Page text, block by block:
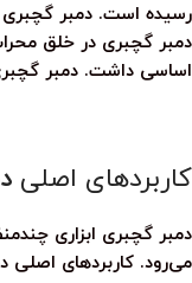
رسیده است. دمبر گچبری
دمبر گچبری در خلق
اساسی داشت. دمبر
کاربردهای اصلی
دمبر گچبری ابزاری
می‌رود. کاربردهای اصلی